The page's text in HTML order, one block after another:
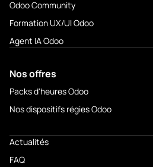
Odoo Community
Formation UX/UI Odoo
Agent IA Odoo
Nos offres
Packs d'heures Odoo
Nos dispositifs régies Odoo
Actualités
FAQ